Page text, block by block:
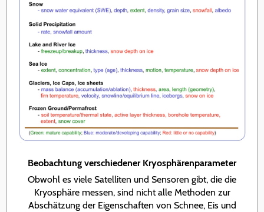
Beobachtung verschiedener Kryosphärenparameter
Obwohl es viele Satelliten und Sensoren gibt, die die
Kryosphäre messen, sind nicht alle Methoden zur
Abschätzung der Eigenschaften von Schnee, Eis und